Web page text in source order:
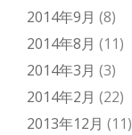
2014年9月 (8)
2014年8月 (11)
2014年3月 (3)
2014年2月 (22)
2013年12月 (11)